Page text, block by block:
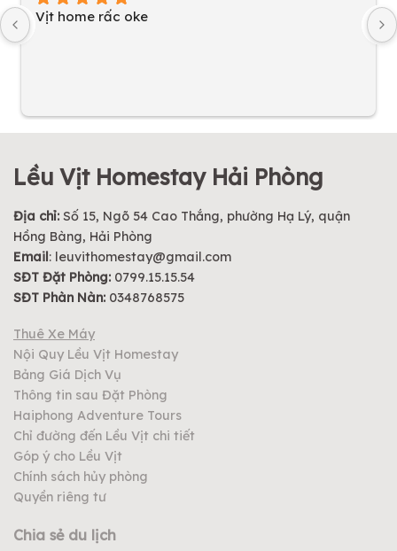
Vịt home rấc oke
Lều Vịt Homestay Hải Phòng
Địa chỉ: Số 15, Ngõ 54 Cao Thắng, phường Hạ Lý, quận
Hồng Bàng, Hải Phòng
Email: leuvithomestay@gmail.com
SĐT Đặt Phòng: 0799.15.15.54
SĐT Phàn Nàn: 0348768575
Thuê Xe Máy
Nội Quy Lều Vịt Homestay
Bảng Giá Dịch Vụ
Thông tin sau Đặt Phòng
Haiphong Adventure Tours
Chỉ đường đến Lều Vịt chi tiết
Góp ý cho Lều Vịt
Chính sách hủy phòng
Quyền riêng tư
Chia sẻ du lịch